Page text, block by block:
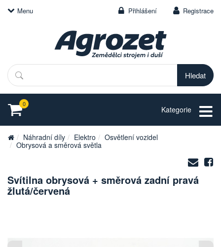
Menu Přihlášení Registrace
Hledat
0
Kategorie
Náhradní díly Elektro
Osvětlení vozidel
Obrysová a směrová světla
na
e-
Svítilna obrysová + směrová zadní pravá
žlutá/červená